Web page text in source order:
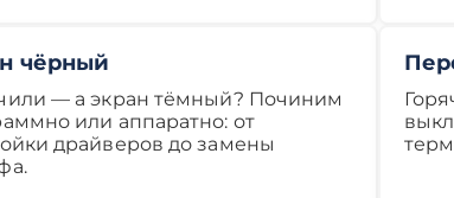
чёрный
— а экран тёмный? Починим
или аппаратно: от
драйверов до замены